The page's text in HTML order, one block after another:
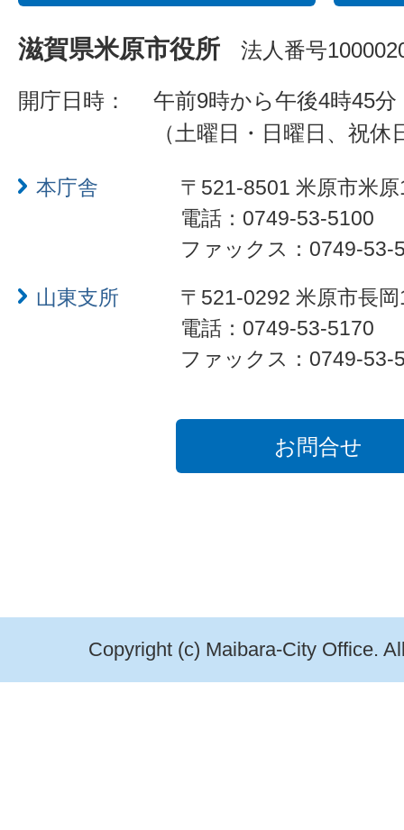
滋賀県米原市役所 法人番号
開庁日時：
午前9時から午後4時45分
（土曜日・日曜日、祝
本庁舎
〒521-8501 米原市米
電話：0749-53-5100
ファックス：0749-53-
山東支所
〒521-0292 米原市長
電話：0749-53-5170
ファックス：0749-53-
お問合せ
Copyright (c) Maibara-City Office.